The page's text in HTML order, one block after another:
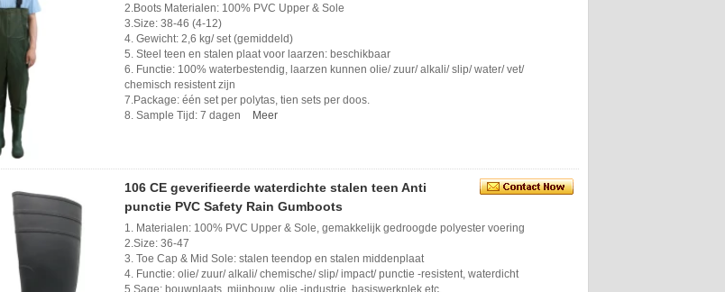
2.Boots Materialen: 100% PVC Upper & Sole
3.Size: 38-46 (4-12)
4. Gewicht: 2,6 kg/ set (gemiddeld)
5. Steel teen en stalen plaat voor laarzen: beschikbaar
6. Functie: 100% waterbestendig, laarzen kunnen olie/ zuur/ alkali/ slip/ ​​water/ vet/
chemisch resistent zijn
7.Package: één set per polytas, tien sets per doos.
8. Sample Tijd: 7 dagen
Meer
106 CE geverifieerde waterdichte stalen teen Anti
punctie PVC Safety Rain Gumboots
1. Materialen: 100% PVC Upper & Sole, gemakkelijk gedroogde polyester voering
2.Size: 36-47
3. Toe Cap & Mid Sole: stalen teendop en stalen middenplaat
4. Functie: olie/ zuur/ alkali/ chemische/ slip/ ​​impact/ punctie -resistent, waterdicht
5.Sage: bouwplaats, mijnbouw, olie -industrie, basiswerkplek etc.